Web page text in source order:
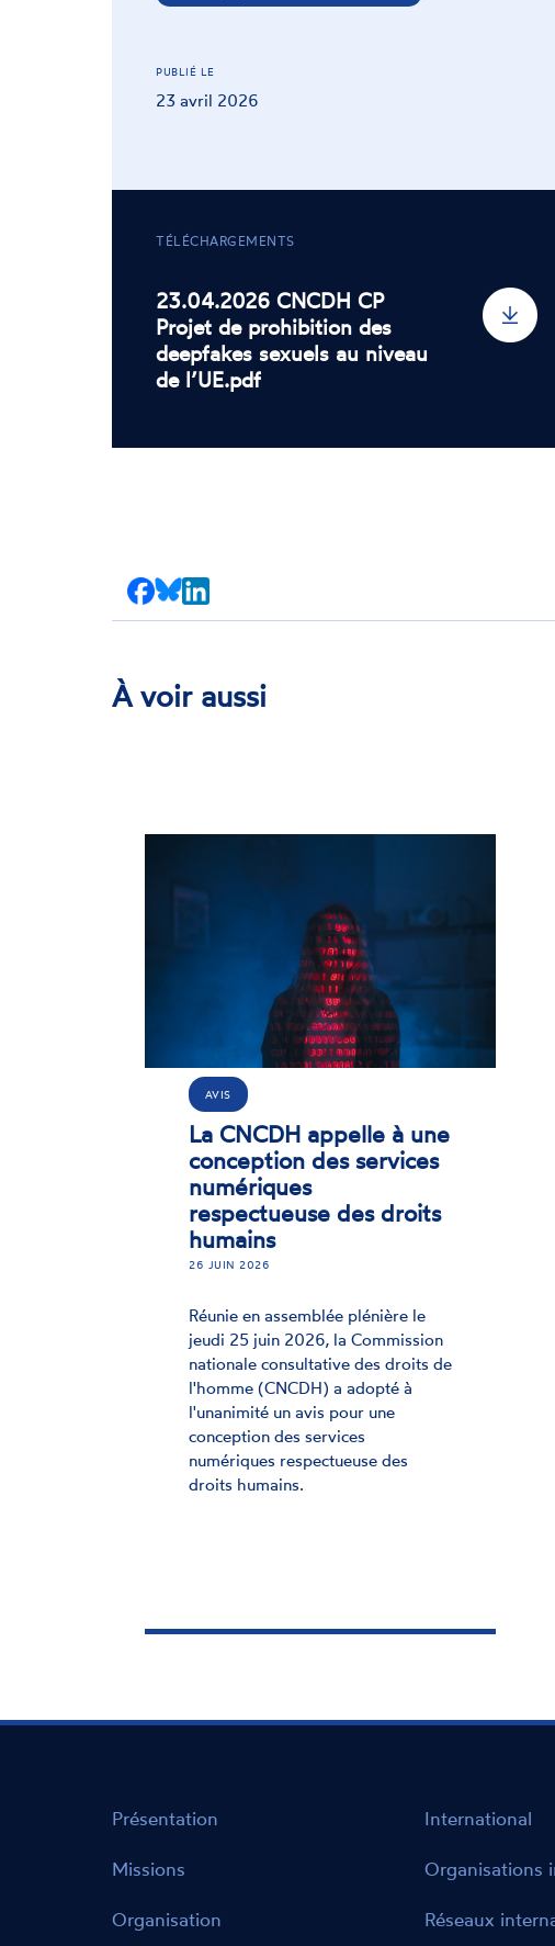
PUBLIÉ LE
23 avril 2026
TÉLÉCHARGEMENTS
23.04.2026 CNCDH CP
Projet de prohibition des
deepfakes sexuels au niveau
de l’UE.pdf
À voir aussi
La CNCDH appelle à une
conception des services
numériques
respectueuse des droits
humains
26 JUIN 2026
Réunie en assemblée plénière le
jeudi 25 juin 2026, la Commission
nationale consultative des droits de
l'homme (CNCDH) a adopté à
l'unanimité un avis pour une
conception des services
numériques respectueuse des
droits humains.
Présentation
Missions
Organisation
International
Organisations
Réseaux